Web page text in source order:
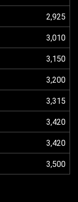
2,925
3,010
3,150
3,200
3,315
3,420
3,420
3,500